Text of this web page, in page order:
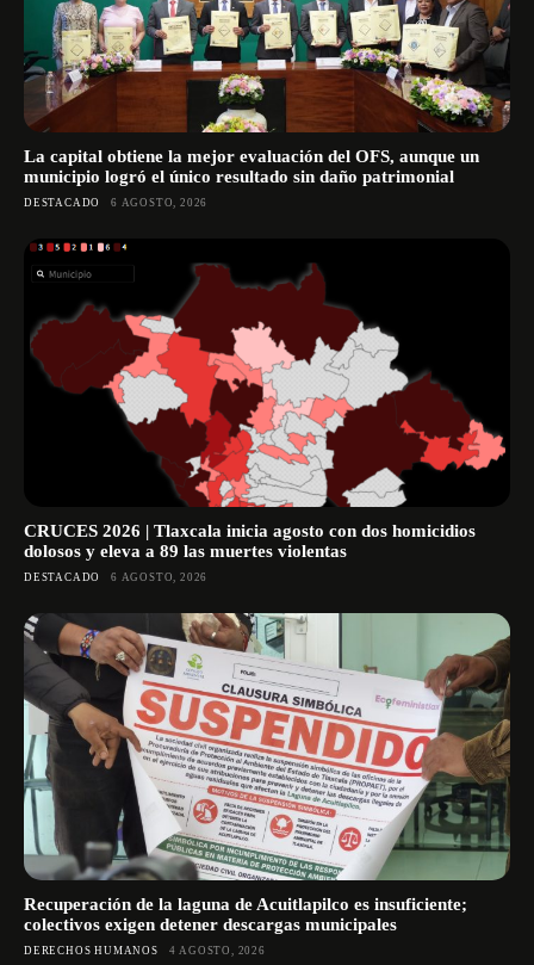
La capital obtiene la mejor evaluación del OFS, aunque un
municipio logró el único resultado sin daño patrimonial
DESTACADO 6 AGOSTO, 2026
CRUCES 2026 | Tlaxcala inicia agosto con dos homicidios
dolosos y eleva a 89 las muertes violentas
DESTACADO 6 AGOSTO, 2026
Recuperación de la laguna de Acuitlapilco es insuficiente;
colectivos exigen detener descargas municipales
DERECHOS HUMANOS 4 AGOSTO, 2026